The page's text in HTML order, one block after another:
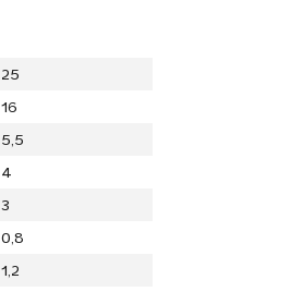
25
16
5,5
4
3
0,8
1,2